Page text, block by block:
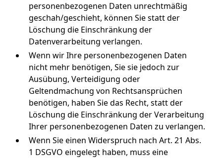
personenbezogenen Daten unrechtmäßig
geschah/geschieht, können Sie statt der
Löschung die Einschränkung der
Datenverarbeitung verlangen.
Wenn wir Ihre personenbezogenen Daten
nicht mehr benötigen, Sie sie jedoch zur
Ausübung, Verteidigung oder
Geltendmachung von Rechtsansprüchen
benötigen, haben Sie das Recht, statt der
Löschung die Einschränkung der Verarbeitung
Ihrer personenbezogenen Daten zu verlangen.
Wenn Sie einen Widerspruch nach Art. 21 Abs.
1 DSGVO eingelegt haben, muss eine